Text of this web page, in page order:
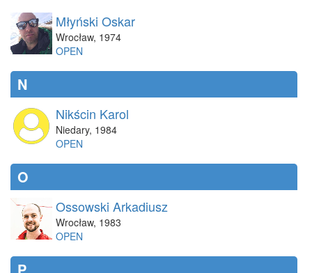
Młyński Oskar
Wrocław, 1974
OPEN
N
Nikścin Karol
Niedary, 1984
OPEN
O
Ossowski Arkadiusz
Wrocław, 1983
OPEN